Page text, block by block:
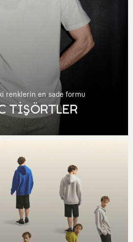
renklerin en sade formu
TİŞÖRTLER